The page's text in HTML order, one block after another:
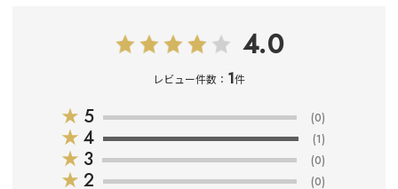
4.0
レビュー件数： 1件
★ 5 (0)
★ 4 (1)
★ 3 (0)
★ 2 (0)